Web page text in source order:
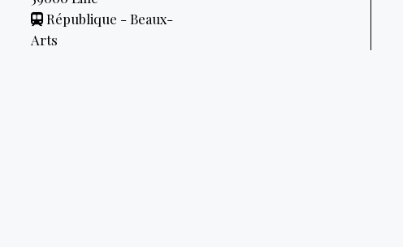
République - Beaux-
Arts